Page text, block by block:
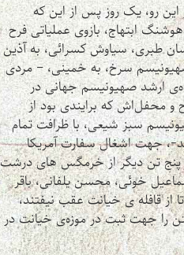
رو، یک روز پس از این که
ابتهاج، بازوی عملیاتی فرح
طبری، سیاوش کسرائی، به آذین
سرخ، به خمینی، – مردی
ارشد صهیونیسم جهانی در
و محفل‌اش که برایندی بود از
سبز شیعی، با ظرافت تمام
، جهت اشغال سفارت آمریکا
تن دیگر از خرمگس های درشت
خوئی، محسن یلفانی، باقر
از قافله ی خیانت عقب نیفتند،
را جهت ثبت در موزه‌ی خیانت در